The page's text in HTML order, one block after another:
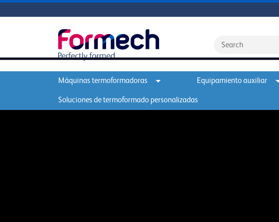
Máquinas termoformadoras Equipamiento auxiliar
Soluciones de termoformado personalizadas